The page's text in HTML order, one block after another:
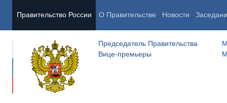
Правительство России О Правительстве Новости
Председатель Правительства
Вице-премьеры